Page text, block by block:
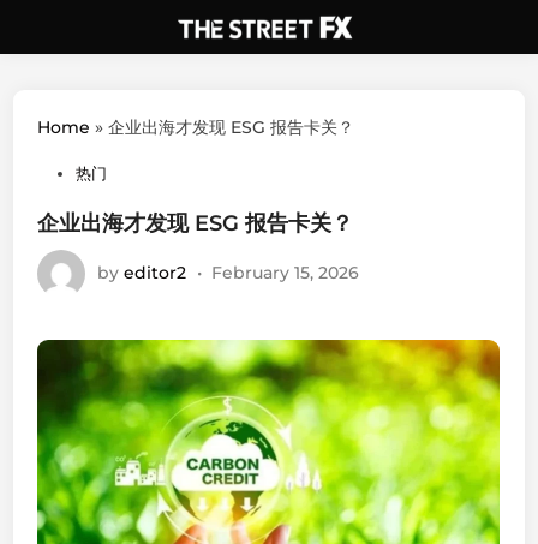
Home »企业出海才发现 ESG 报告卡关？
Posted
in
热门
企业出海才发现 ESG 报告卡关？
byeditor2 • February 15, 2026